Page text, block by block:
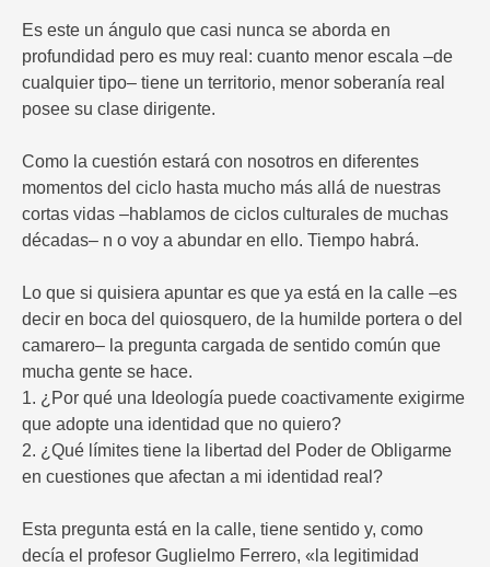
Es este un ángulo que casi nunca se aborda en
profundidad pero es muy real: cuanto menor escala –de
cualquier tipo– tiene un territorio, menor soberanía real
posee su clase dirigente.
Como la cuestión estará con nosotros en diferentes
momentos del ciclo hasta mucho más allá de nuestras
cortas vidas –hablamos de ciclos culturales de muchas
décadas– n o voy a abundar en ello. Tiempo habrá.
Lo que si quisiera apuntar es que ya está en la calle –es
decir en boca del quiosquero, de la humilde portera o del
camarero– la pregunta cargada de sentido común que
mucha gente se hace.
1. ¿Por qué una Ideología puede coactivamente exigirme
que adopte una identidad que no quiero?
2. ¿Qué límites tiene la libertad del Poder de Obligarme
en cuestiones que afectan a mi identidad real?
Esta pregunta está en la calle, tiene sentido y, como
decía el profesor Guglielmo Ferrero, «la legitimidad